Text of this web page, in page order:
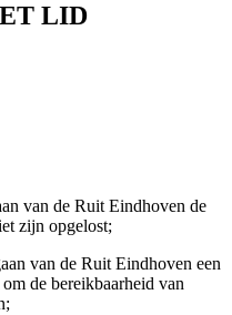
LID
van de Ruit Eindhoven de
zijn opgelost;
van de Ruit Eindhoven een
de bereikbaarheid van